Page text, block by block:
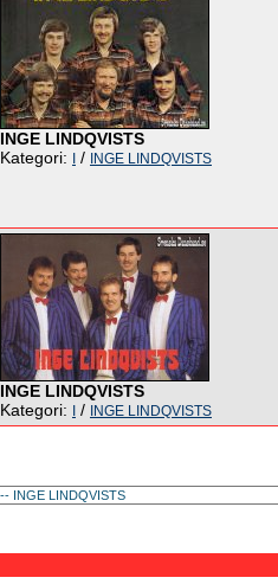
INGE LINDQVISTS
Kategori:
/ INGE LINDQVISTS
INGE LINDQVISTS
Kategori:
/ INGE LINDQVISTS